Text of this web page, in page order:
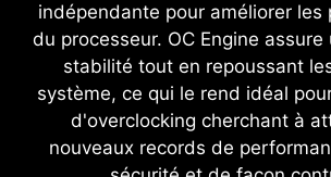
indépendante pour améliorer les
du processeur. OC Engine
stabilité tout en repoussant
système, ce qui le rend idéal
d'overclocking cherchant à
nouveaux records de
causés par une saute de tension
prolonger la stabilité du système.
engagement à protéger vos
souligne l'envie de MSI de
robustesse et la stabilité lors de
de ses cartes mères.